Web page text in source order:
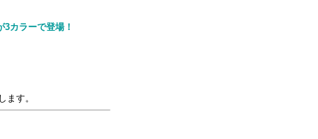
カラーで登場！
ます。